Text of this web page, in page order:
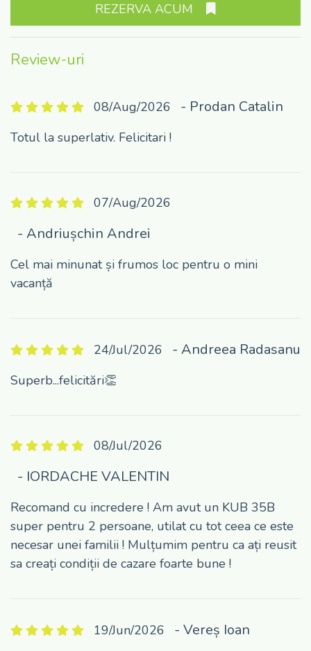
REZERVA ACUM
Review-uri
08/Aug/2026 - Prodan Catalin
Totul la superlativ. Felicitari !
07/Aug/2026
- Andriușchin Andrei
Cel mai minunat și frumos loc pentru o mini
vacanță
24/Jul/2026 - Andreea Radasanu
Superb...felicitări👏
08/Jul/2026
- IORDACHE VALENTIN
Recomand cu incredere ! Am avut un KUB 35B
super pentru 2 persoane, utilat cu tot ceea ce este
necesar unei familii ! Mulțumim pentru ca ați reusit
sa creați condiții de cazare foarte bune !
19/Jun/2026 - Vereș Ioan